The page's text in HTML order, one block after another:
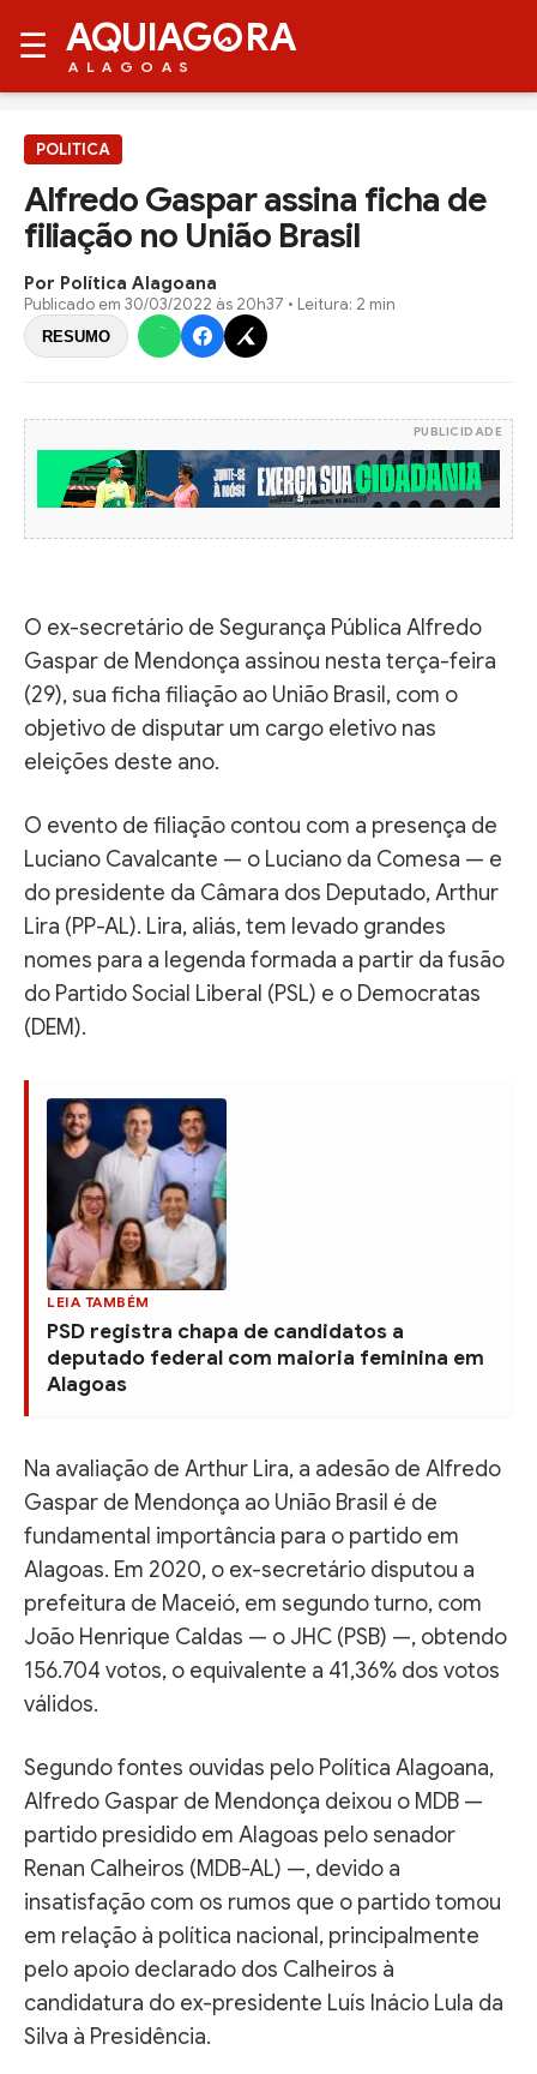
☰ AQUIAG RA
ALAGOAS
POLITICA
Alfredo Gaspar assina ficha de
filiação no União Brasil
Por Política Alagoana
Publicado em 30/03/2022 às 20h37 • Leitura: 2 min
RESUMO
PUBLICIDADE
O ex-secretário de Segurança Pública Alfredo
Gaspar de Mendonça assinou nesta terça-feira
(29), sua ficha filiação ao União Brasil, com o
objetivo de disputar um cargo eletivo nas
eleições deste ano.
O evento de filiação contou com a presença de
Luciano Cavalcante — o Luciano da Comesa — e
do presidente da Câmara dos Deputado, Arthur
Lira (PP-AL). Lira, aliás, tem levado grandes
nomes para a legenda formada a partir da fusão
do Partido Social Liberal (PSL) e o Democratas
(DEM).
LEIA TAMBÉM
PSD registra chapa de candidatos a
deputado federal com maioria feminina em
Alagoas
Na avaliação de Arthur Lira, a adesão de Alfredo
Gaspar de Mendonça ao União Brasil é de
fundamental importância para o partido em
Alagoas. Em 2020, o ex-secretário disputou a
prefeitura de Maceió, em segundo turno, com
João Henrique Caldas — o JHC (PSB) —, obtendo
156.704 votos, o equivalente a 41,36% dos votos
válidos.
Segundo fontes ouvidas pelo Política Alagoana,
Alfredo Gaspar de Mendonça deixou o MDB —
partido presidido em Alagoas pelo senador
Renan Calheiros (MDB-AL) —, devido a
insatisfação com os rumos que o partido tomou
em relação à política nacional, principalmente
pelo apoio declarado dos Calheiros à
candidatura do ex-presidente Luís Inácio Lula da
Silva à Presidência.